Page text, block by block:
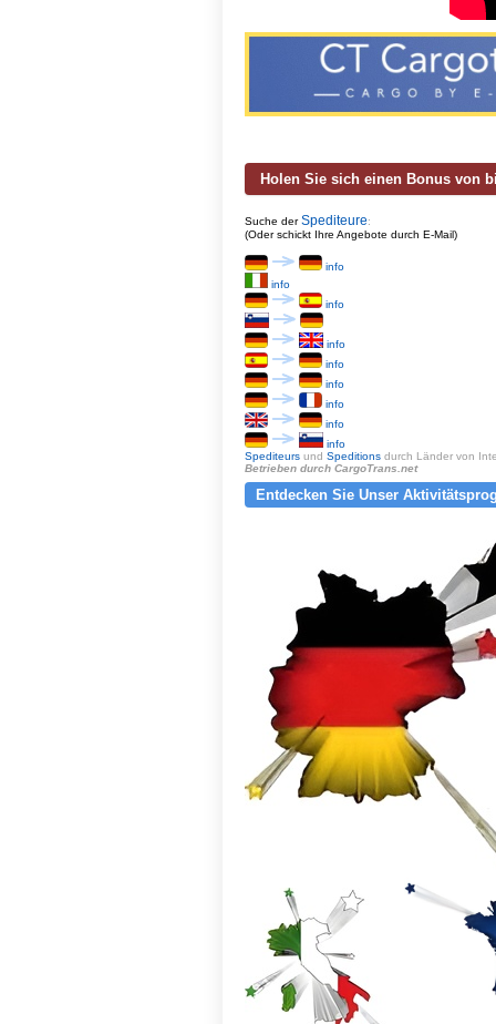
Holen Sie sich einen Bonus von
Suche derSpediteure:
(Oder schickt Ihre Angebote durch E-Mail)
info
info
info
info
info
info
info
info
info
Spediteurs und Speditions durch Länder von
Betrieben durch CargoTrans.net
Entdecken Sie Unser